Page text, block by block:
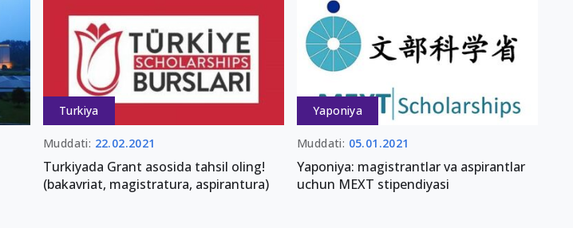
Turkiya
Muddati: 22.02.2021
Turkiyada Grant asosida tahsil oling!
(bakavriat, magistratura, aspirantura)
Yaponiya
Muddati: 05.01.2021
Yaponiya: magistrantlar va aspirantlar
uchun MEXT stipendiyasi